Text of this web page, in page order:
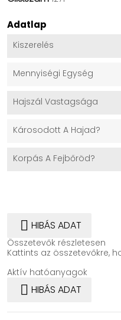
Adatlap
Kiszerelés
Mennyiségi Egység
Hajszál Vastagsága
Károsodott A Hajad?
Korpás A Fejbőröd?
 HIBÁS ADAT
Összetevők részletesen
Kattints az összetevőkre,
Aktív hatóanyagok
 HIBÁS ADAT